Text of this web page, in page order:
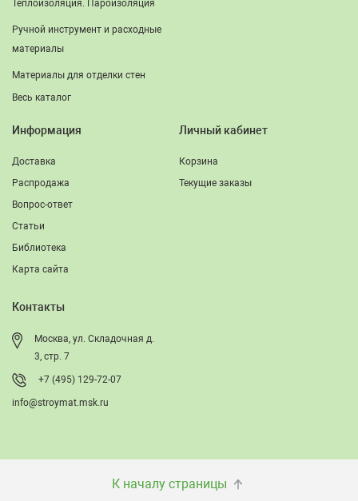
Контакты
Москва, ул. Складочная д.
3, стр. 7
+7 (495) 129-72-07
info@stroymat.msk.ru
Теплоизоляция. Пароизоляция
Ручной инструмент и расходные
материалы
Материалы для отделки стен
Весь каталог
Информация
Доставка
Распродажа
Вопрос-ответ
Статьи
Библиотека
Карта сайта
Личный кабинет
Корзина
Текущие заказы
К началу страницы